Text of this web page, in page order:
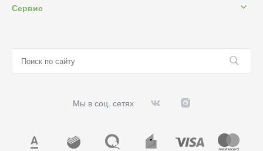
Сервис
Мы в соц. сетях